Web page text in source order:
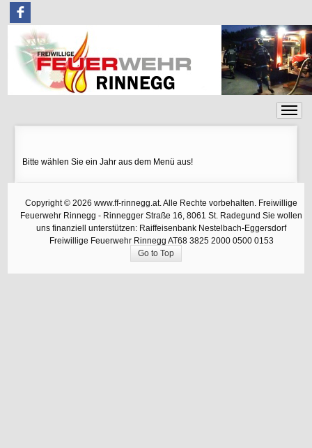
F
Bitte wählen Sie ein Jahr aus dem Menü aus!
Copyright © 2026 www.ff-rinnegg.at. Alle Rechte vorbehalten. Freiwillige
Feuerwehr Rinnegg - Rinnegger Straße 16, 8061 St. Radegund Sie wollen
uns finanziell unterstützen: Raiffeisenbank Nestelbach-Eggersdorf
Freiwillige Feuerwehr Rinnegg AT68 3825 2000 0500 0153
Go to Top